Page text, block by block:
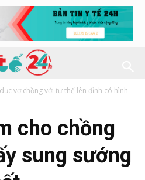
vợ chồng với tư thế lên đỉnh có hình
cho chồng
sung sướng